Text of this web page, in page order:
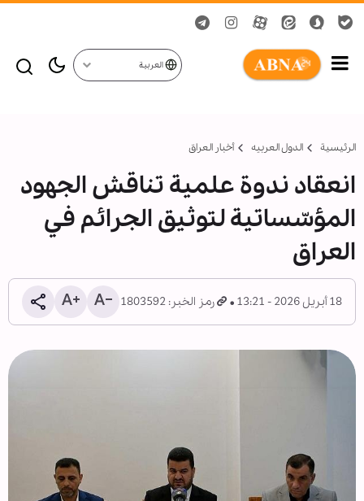
العربية
الرئيسية الدول العربیه أخبار العراق
انعقاد ندوة علمية تناقش الجهود
المؤسّساتية لتوثيق الجرائم في
العراق
18 أبريل 2026 - 13:21 رمز الخبر: 1803592